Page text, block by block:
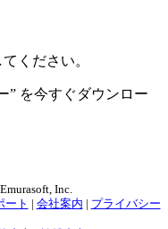
てください。
” を今すぐダウンロー
Inc.
ート 会社案内
プライバシー